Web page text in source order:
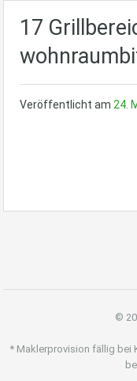
17
Veröffentlicht am 24.
©
* Maklerprovision fällig bei